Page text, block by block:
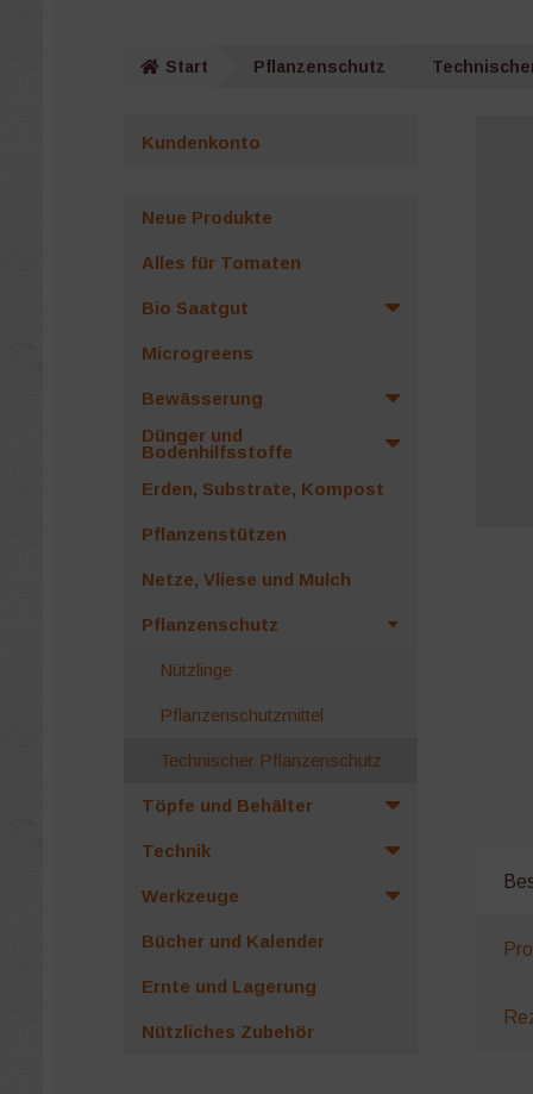
Start Pflanzenschutz
Kundenkonto
Neue Produkte
Alles für Tomaten
Bio Saatgut
Microgreens
Bewässerung
Dünger und
Bodenhilfsstoffe
Erden, Substrate, Kompost
Pflanzenstützen
Netze, Vliese und Mulch
Pflanzenschutz
Nützlinge
Pflanzenschutzmittel
Technischer Pflanzenschutz
Töpfe und Behälter
Technik
Werkzeuge
Bücher und Kalender
Ernte und Lagerung
Nützliches Zubehör